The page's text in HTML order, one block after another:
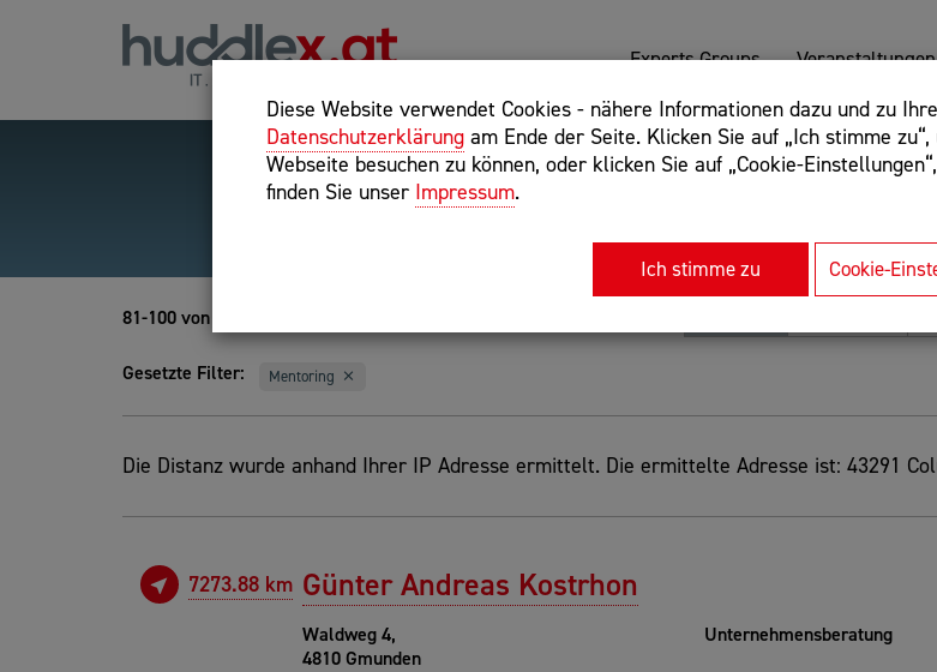
Diese Website verwendet Cookies - nähere Informationen dazu und zu
Datenschutzerklärung am Ende der Seite. Klicken Sie auf „Ich stimme
Webseite besuchen zu können, oder klicken Sie auf „Cookie-
finden Sie unser Impressum.
Ich stimme zu Cookie-
Experts Groups Veranstaltungen
Hilfreiche Suchparameter: Begriff einschließen: +webshop, Begriff
Exakter Suchbegriff: "internet of things"
81-100 von 112
Gesetzte Filter: Mentoring
Die Distanz wurde anhand Ihrer IP Adresse ermittelt. Die ermittelte Adresse ist: 43291
7273.88 km Günter Andreas Kostrhon
Waldweg 4,
4810 Gmunden
Unternehmensberatung